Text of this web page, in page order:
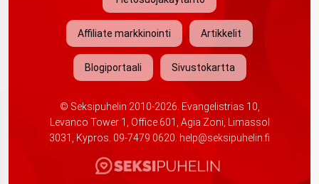
Affiliate markkinointi Artikkelit
Blogiportaali Sivustokartta
© Seksipuhelin 2010-2026. Evangelistrias 10,
Levanco Tower 1, Office 601, Agia Zoni, Limassol
3031, Kypros. 09-7479 0620. help@seksipuhelin.fi